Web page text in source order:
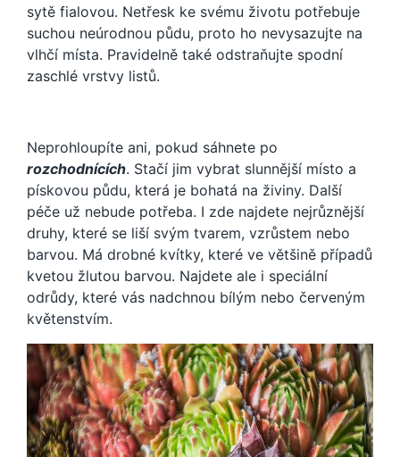
sytě fialovou. Netřesk ke svému životu potřebuje
suchou neúrodnou půdu, proto ho nevysazujte na
vlhčí místa. Pravidelně také odstraňujte spodní
zaschlé vrstvy listů.
Neprohloupíte ani, pokud sáhnete po
rozchodnících. Stačí jim vybrat slunnější místo a
pískovou půdu, která je bohatá na živiny. Další
péče už nebude potřeba. I zde najdete nejrůznější
druhy, které se liší svým tvarem, vzrůstem nebo
barvou. Má drobné kvítky, které ve většině případů
kvetou žlutou barvou. Najdete ale i speciální
odrůdy, které vás nadchnou bílým nebo červeným
květenstvím.